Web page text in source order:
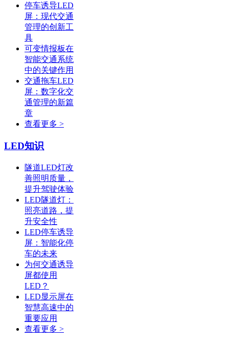
停车诱导LED
屏：现代交通
管理的创新工
具
可变情报板在
智能交通系统
中的关键作用
交通拖车LED
屏：数字化交
通管理的新篇
章
查看更多 >
LED知识
隧道LED灯改
善照明质量，
提升驾驶体验
LED隧道灯：
照亮道路，提
升安全性
LED停车诱导
屏：智能化停
车的未来
为何交通诱导
屏都使用
LED？
LED显示屏在
智慧高速中的
重要应用
查看更多 >